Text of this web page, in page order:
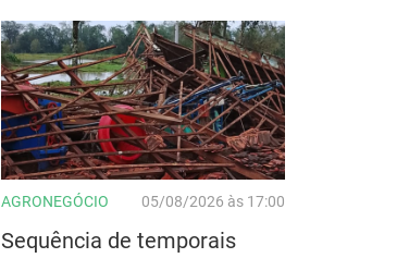
AGRONEGÓCIO 05/08/2026 às 17:00
Sequência de temporais